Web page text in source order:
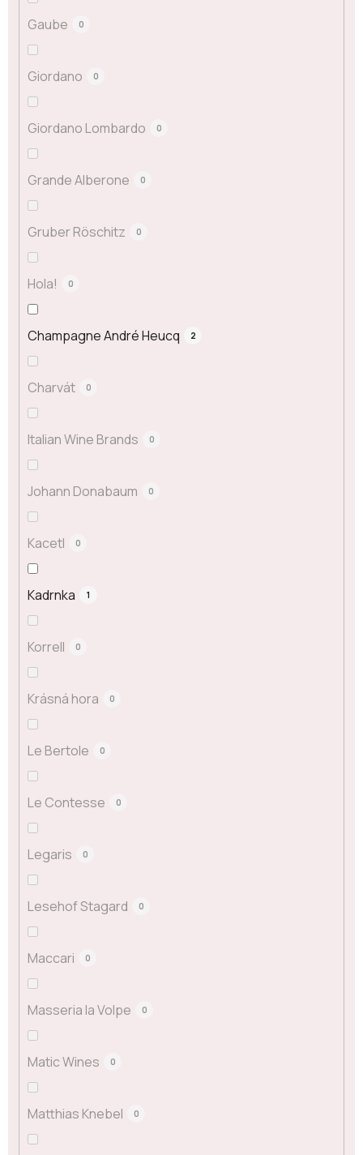
Gaube 0
Giordano 0
Giordano Lombardo 0
Grande Alberone 0
Gruber Röschitz 0
Hola! 0
Champagne André Heucq 2
Charvát 0
Italian Wine Brands 0
Johann Donabaum 0
Kacetl 0
Kadrnka 1
Korrell 0
Krásná hora 0
Le Bertole 0
Le Contesse 0
Legaris 0
Lesehof Stagard 0
Maccari 0
Masseria la Volpe 0
Matic Wines 0
Matthias Knebel 0